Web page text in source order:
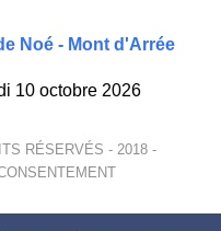
Noé - Mont d'Arrée
10 octobre 2026
RÉSERVÉS - 2018 -